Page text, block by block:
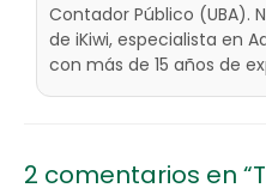
Contador Público (UBA).
de iKiwi, especialista en
con más de 15 años de
2 comentarios en